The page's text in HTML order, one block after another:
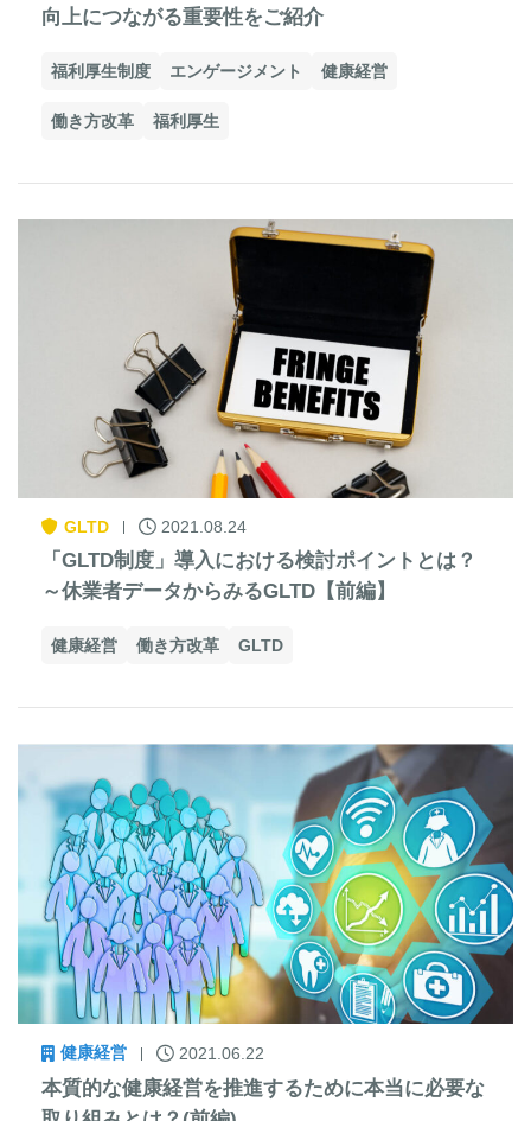
向上につながる重要性をご紹介
福利厚生制度 エンゲージメント 健康経営
働き方改革 福利厚生
GLTD 2021.08.24
「GLTD制度」導入における検討ポイントとは？
～休業者データからみるGLTD【前編】
健康経営 働き方改革 GLTD
健康経営 2021.06.22
本質的な健康経営を推進するために本当に必要な